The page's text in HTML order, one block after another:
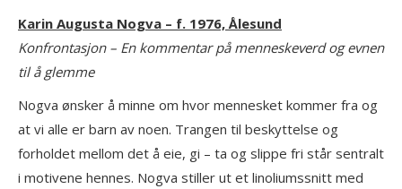
Karin Augusta Nogva – f. 1976, Ålesund
Konfrontasjon – En kommentar på menneskeverd og evnen
til å glemme
Nogva ønsker å minne om hvor mennesket kommer fra og
at vi alle er barn av noen. Trangen til beskyttelse og
forholdet mellom det å eie, gi – ta og slippe fri står sentralt
i motivene hennes. Nogva stiller ut et linoliumssnitt med